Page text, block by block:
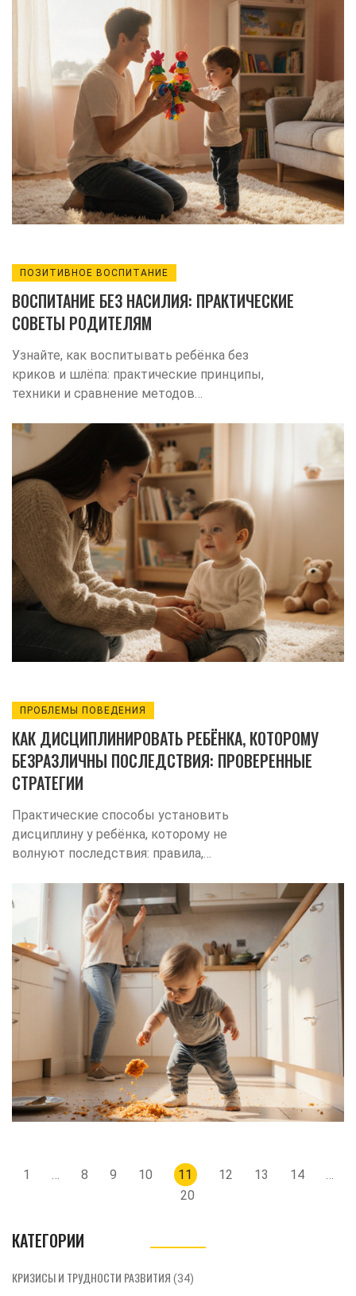
ПОЗИТИВНОЕ ВОСПИТАНИЕ
ВОСПИТАНИЕ БЕЗ НАСИЛИЯ: ПРАКТИЧЕСКИЕ
СОВЕТЫ РОДИТЕЛЯМ
Узнайте, как воспитывать ребёнка без
криков и шлёпа: практические принципы,
техники и сравнение методов
ПРОБЛЕМЫ ПОВЕДЕНИЯ
КАК ДИСЦИПЛИНИРОВАТЬ РЕБЁНКА, КОТОРОМУ
БЕЗРАЗЛИЧНЫ ПОСЛЕДСТВИЯ: ПРОВЕРЕННЫЕ
СТРАТЕГИИ
Практические способы установить
дисциплину у ребёнка, которому не
волнуют последствия: правила,
естественные последствия и
эмоциональная регуляция.
Навигация
1 … 8 9 10 11 12 13 14
…
20
КАТЕГОРИИ
КРИЗИСЫ И ТРУДНОСТИ РАЗВИТИЯ (34)